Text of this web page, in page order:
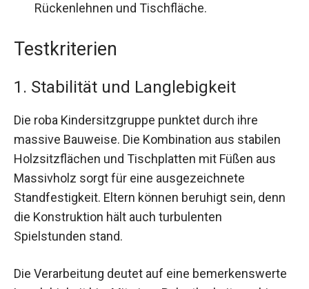
Rückenlehnen und Tischfläche.
Testkriterien
1. Stabilität und Langlebigkeit
Die roba Kindersitzgruppe punktet durch ihre
massive Bauweise. Die Kombination aus stabilen
Holzsitzflächen und Tischplatten mit Füßen aus
Massivholz sorgt für eine ausgezeichnete
Standfestigkeit. Eltern können beruhigt sein, denn
die Konstruktion hält auch turbulenten
Spielstunden stand.
Die Verarbeitung deutet auf eine bemerkenswerte